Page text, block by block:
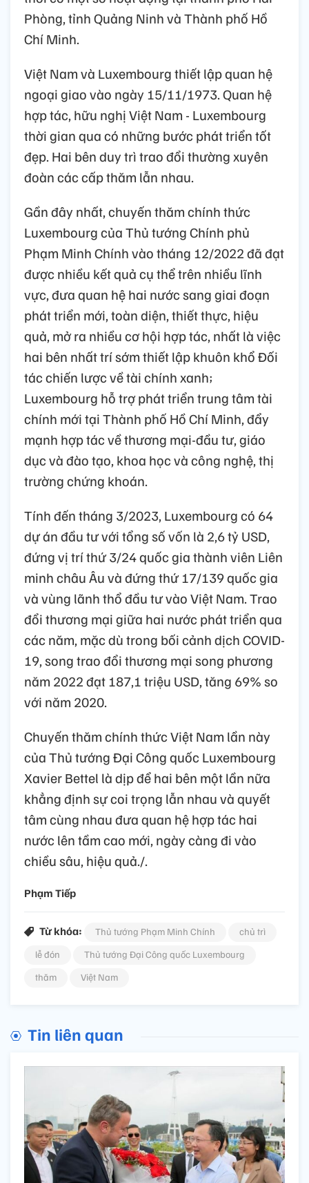
Phòng, tỉnh Quảng Ninh và Thành phố Hồ
Chí Minh.
Việt Nam và Luxembourg thiết lập quan hệ
ngoại giao vào ngày 15/11/1973. Quan hệ
hợp tác, hữu nghị Việt Nam - Luxembourg
thời gian qua có những bước phát triển tốt
đẹp. Hai bên duy trì trao đổi thường xuyên
đoàn các cấp thăm lẫn nhau.
Gần đây nhất, chuyến thăm chính thức
Luxembourg của Thủ tướng Chính phủ
Phạm Minh Chính vào tháng 12/2022 đã đạt
được nhiều kết quả cụ thể trên nhiều lĩnh
vực, đưa quan hệ hai nước sang giai đoạn
phát triển mới, toàn diện, thiết thực, hiệu
quả, mở ra nhiều cơ hội hợp tác, nhất là việc
hai bên nhất trí sớm thiết lập khuôn khổ Đối
tác chiến lược về tài chính xanh;
Luxembourg hỗ trợ phát triển trung tâm tài
chính mới tại Thành phố Hồ Chí Minh, đẩy
mạnh hợp tác về thương mại-đầu tư, giáo
dục và đào tạo, khoa học và công nghệ, thị
trường chứng khoán.
Tính đến tháng 3/2023, Luxembourg có 64
dự án đầu tư với tổng số vốn là 2,6 tỷ USD,
đứng vị trí thứ 3/24 quốc gia thành viên Liên
minh châu Âu và đứng thứ 17/139 quốc gia
và vùng lãnh thổ đầu tư vào Việt Nam. Trao
đổi thương mại giữa hai nước phát triển qua
các năm, mặc dù trong bối cảnh dịch COVID-
19, song trao đổi thương mại song phương
năm 2022 đạt 187,1 triệu USD, tăng 69% so
với năm 2020.
Chuyến thăm chính thức Việt Nam lần này
của Thủ tướng Đại Công quốc Luxembourg
Xavier Bettel là dịp để hai bên một lần nữa
khẳng định sự coi trọng lẫn nhau và quyết
tâm cùng nhau đưa quan hệ hợp tác hai
nước lên tầm cao mới, ngày càng đi vào
chiều sâu, hiệu quả./.
Phạm Tiếp
Từ khóa: Thủ tướng Phạm Minh Chính
chủ trì
lễ đón
Thủ tướng Đại Công quốc Luxembourg
thăm
Việt Nam
Tin liên quan